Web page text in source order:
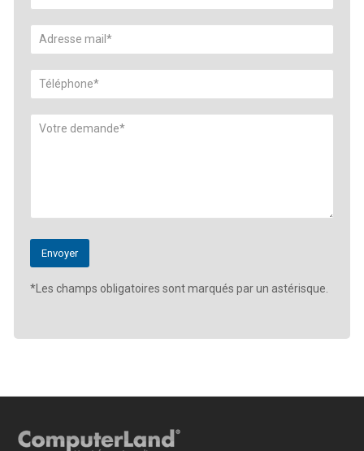
*Les champs obligatoires sont marqués par un astérisque.